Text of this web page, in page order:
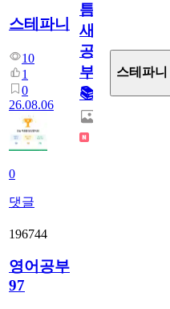
스테파니
10
1
0
26.08.06
0
댓글
틈
새
공
부!
📚
스테파니
196744
영어공부
97